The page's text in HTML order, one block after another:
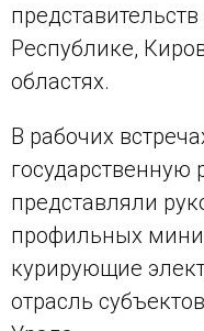
Республике,
областях.
В рабочих
государственную
представляли
профильных
курирующие
отрасль